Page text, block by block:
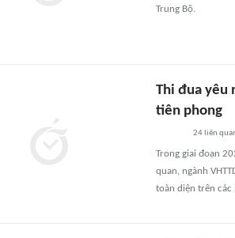
Trung Bộ.
Thi đua yêu
tiên phong
24liên
Trong giai đoạn
quan, ngành
toàn diện trên các